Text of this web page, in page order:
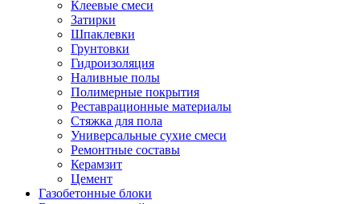
Клеевые смеси
Затирки
Шпаклевки
Грунтовки
Гидроизоляция
Наливные полы
Полимерные покрытия
Реставрационные материалы
Стяжка для пола
Универсальные сухие смеси
Ремонтные составы
Керамзит
Цемент
Газобетонные блоки